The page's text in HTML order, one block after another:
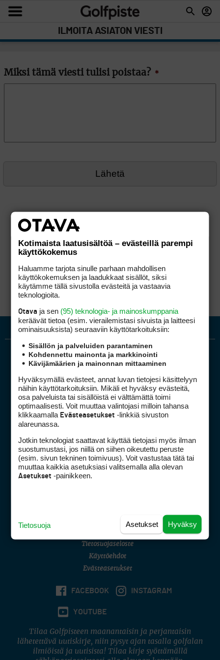
ILMOITA ASIATON VIESTI
Miksi tämä viesti tulisi poistaa? *
Golfpiste mediakortti
Golfpisteen yhteystiedot
DSA avoimuusraportti
Asiakaspalvelu
(digi) digi@otavamedia.fi
Tietosuojaseloste
Käyttöehdot
Evästeasetukset
FACEBOOK INSTAGRAM
YOUTUBE
Tilaa Golfpisteen maanantaisin ja perjantaisin
lähetettävä uutiskirje, niin pysyt ajan tasalla golfalan
ilmiöistä ja uutisista! Tilaa kirje syöttämällä
Kotimaista laatusisältöä – evästeillä parempi
käyttökokemus
Haluamme tarjota sinulle parhaan mahdollisen
käyttökokemuksen ja laadukkaat sisällöt, siksi
käytämme tällä sivustolla evästeitä ja vastaavia
teknologioita.
Otava ja sen (95) teknologia- ja mainoskumppania
keräävät tietoa (esim. vierailemis­tasi sivuista ja laitteesi
ominaisuuk­sista) seuraaviin käyttötarkoituksiin:
Sisällön ja palveluiden parantaminen
Kohdennettu mainonta ja markkinointi
Kävijämäärien ja mainonnan mittaaminen
Hyväksymällä evästeet, annat luvan tietojesi käsittelyyn
näihin käyttötarkoituksiin. Mikäli et hyväksy evästeitä,
osa palveluista tai sisällöistä ei välttämättä toimi
optimaalisesti. Voit muuttaa valintojasi milloin tahansa
klikkaamalla Evästeasetukset -linkkiä sivuston
alareunassa.
Jotkin teknologiat saattavat käyttää tietojasi myös ilman
suostumustasi, jos niillä on siihen oikeutettu peruste
(esim. sivun tekninen toimivuus). Voit vastustaa tätä tai
muuttaa kaikkia asetuksiasi valitsemalla alla olevan
Asetukset -painikkeen.
Hyväksy
Asetukset
Tietosuoja